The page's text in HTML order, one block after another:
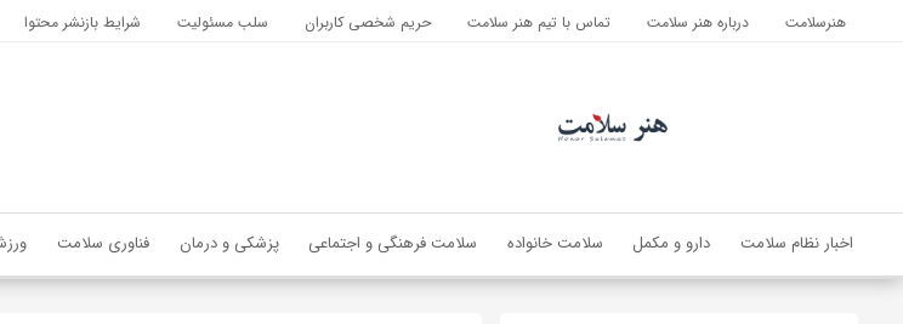
هنرسلامت درباره هنر سلامت تماس با تیم هنر سلامت حریم شخصی کاربران سلب مسئولیت شرایط بازنشر محتوا
اخبار نظام سلامت دارو و مکمل سلامت خانواده سلامت فرهنگی و اجتماعی پزشکی و درمان فناوری سلامت